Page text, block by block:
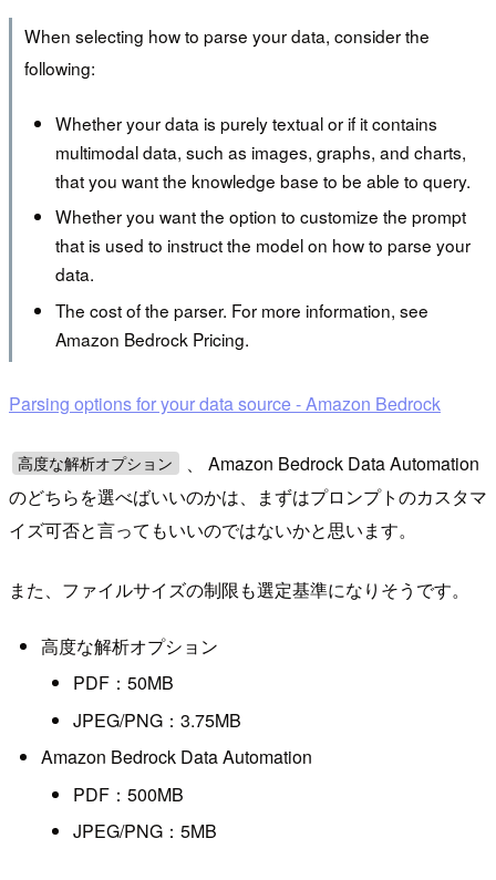
When selecting how to parse your data, consider the
following:
Whether your data is purely textual or if it contains
multimodal data, such as images, graphs, and charts,
that you want the knowledge base to be able to query.
Whether you want the option to customize the prompt
that is used to instruct the model on how to parse your
data.
The cost of the parser. For more information, see
Amazon Bedrock Pricing.
Parsing options for your data source - Amazon Bedrock
高度な解析オプション
、 Amazon Bedrock Data Automation
のどちらを選べばいいのかは、まずはプロンプトのカスタマ
イズ可否と言ってもいいのではないかと思います。
また、ファイルサイズの制限も選定基準になりそうです。
高度な解析オプション
PDF：50MB
JPEG/PNG：3.75MB
Amazon Bedrock Data Automation
PDF：500MB
JPEG/PNG：5MB